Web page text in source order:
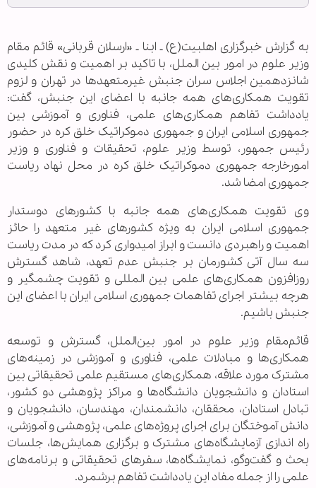
به گزارش خبرگزاری اهل‎بیت(ع) ـ ابنا ـ «ارسلان قربانی» قائم مقام
وزیر علوم در امور بین الملل، با تاکید بر اهمیت و نقش کلیدی
شانزدهمین اجلاس سران جنبش غیرمتعهدها در تهران و لزوم
تقویت همکاری‌های همه جانبه با اعضای این جنبش، گفت:
یادداشت تفاهم همکاری‌های علمی، فناوری و آموزشی بین
جمهوری اسلامی ایران و جمهوری دموکراتیک خلق کره در حضور
رئیس جمهور، توسط وزیر علوم، تحقیقات و فناوری و وزیر
امورخارجه جمهوری دموکراتیک خلق کره در محل نهاد ریاست
جمهوری امضا شد.
وی تقویت همکاری‌های همه جانبه با کشورهای دوستدار
جمهوری اسلامی ایران به ویژه کشورهای غیر متعهد را حائز
اهمیت و راهبردی دانست و ابراز امیدواری کرد که در مدت ریاست
سه سال آتی کشورمان بر جنبش عدم تعهد، شاهد گسترش
روزافزون همکاری‌های علمی بین المللی و تقویت چشمگیر و
هرچه بیشتر اجرای تفاهمات جمهوری اسلامی ایران با اعضای این
جنبش باشیم.
قائم‌مقام وزیر علوم در امور بین‌الملل، گسترش و توسعه
همکاری‌ها و مبادلات علمی، فناوری و آموزشی در زمینه‌های
مشترک مورد علاقه، همکاری‌های مستقیم علمی تحقیقاتی بین
استادان و دانشجویان دانشگاه‌ها و مراکز پژوهشی دو کشور،
تبادل استادان، محققان، دانشمندان، مهندسان، دانشجویان و
دانش آموختگان برای اجرای پروژه‌های علمی، پژوهشی و آموزشی،
راه اندازى آزمایشگاه‌های مشترک و برگزاری همایش‌ها، جلسات
بحث و گفت‌وگو، نمایشگاه‌ها، سفرهای تحقیقاتی و برنامه‌هاى
علمی را از جمله مفاد این یادداشت تفاهم برشمرد.